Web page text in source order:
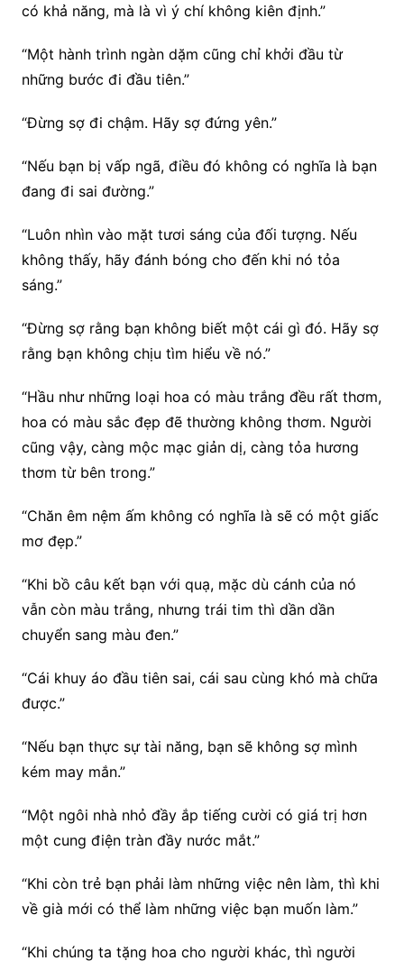
có khả năng, mà là vì ý chí không kiên định.”
“Một hành trình ngàn dặm cũng chỉ khởi đầu từ
những bước đi đầu tiên.”
“Đừng sợ đi chậm. Hãy sợ đứng yên.”
“Nếu bạn bị vấp ngã, điều đó không có nghĩa là bạn
đang đi sai đường.”
“Luôn nhìn vào mặt tươi sáng của đối tượng. Nếu
không thấy, hãy đánh bóng cho đến khi nó tỏa
sáng.”
“Đừng sợ rằng bạn không biết một cái gì đó. Hãy sợ
rằng bạn không chịu tìm hiểu về nó.”
“Hầu như những loại hoa có màu trắng đều rất thơm,
hoa có màu sắc đẹp đẽ thường không thơm. Người
cũng vậy, càng mộc mạc giản dị, càng tỏa hương
thơm từ bên trong.”
“Chăn êm nệm ấm không có nghĩa là sẽ có một giấc
mơ đẹp.”
“Khi bồ câu kết bạn với quạ, mặc dù cánh của nó
vẫn còn màu trắng, nhưng trái tim thì dần dần
chuyển sang màu đen.”
“Cái khuy áo đầu tiên sai, cái sau cùng khó mà chữa
được.”
“Nếu bạn thực sự tài năng, bạn sẽ không sợ mình
kém may mắn.”
“Một ngôi nhà nhỏ đầy ắp tiếng cười có giá trị hơn
một cung điện tràn đầy nước mắt.”
“Khi còn trẻ bạn phải làm những việc nên làm, thì khi
về già mới có thể làm những việc bạn muốn làm.”
“Khi chúng ta tặng hoa cho người khác, thì người